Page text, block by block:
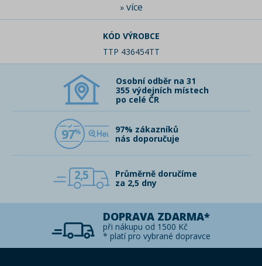
» více
KÓD VÝROBCE
TTP 436454TT
Osobní odběr na 31
355 výdejních místech
po celé ČR
97
97% zákazníků
nás doporučuje
2,5
Průměrně doručíme
za 2,5 dny
DOPRAVA ZDARMA*
při nákupu od 1500 Kč
* platí pro vybrané dopravce